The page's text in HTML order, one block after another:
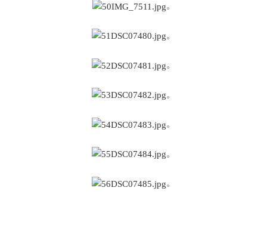
。
。
。
。
。
。
。